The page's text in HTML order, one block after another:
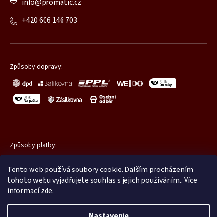
Tento web používá soubory cookie. Dalším procházením
tohoto webu vyjadřujete souhlas s jejich používáním.. Více
informacízde.
info@promatic.cz
+420 606 146 703
Způsoby dopravy:
Způsoby platby: